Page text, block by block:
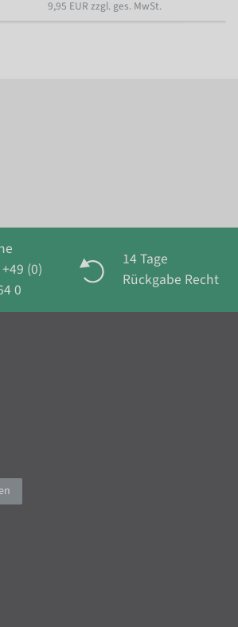
9,95 EUR zzgl. ges. MwSt.
(0)
0
14 Tage
Rückgabe Recht